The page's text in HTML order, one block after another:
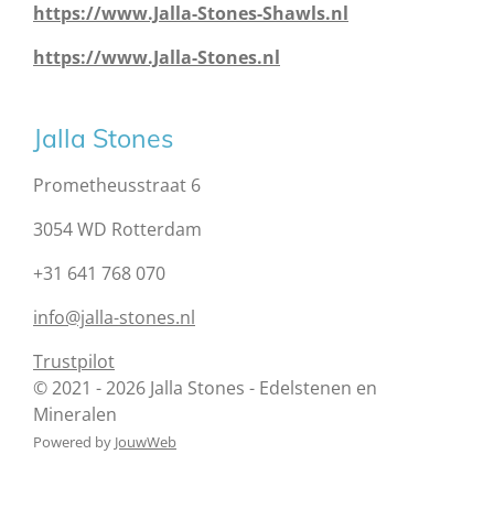
https://www.Jalla-Stones-Shawls.nl
https://www.Jalla-Stones.nl
Jalla Stones
Prometheusstraat 6
3054 WD Rotterdam
+31 641 768 070
info@jalla-stones.nl
Trustpilot
© 2021 - 2026 Jalla Stones - Edelstenen en
Mineralen
Powered by JouwWeb